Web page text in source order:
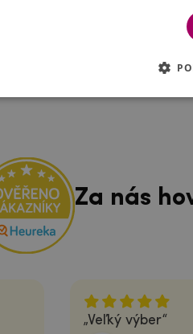
* Hodnotenie pred
Za nás
Veľký výber